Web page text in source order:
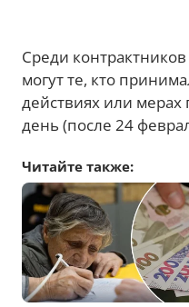
Среди
могут те, кто
действиях или
день (после 24
Читайте также: